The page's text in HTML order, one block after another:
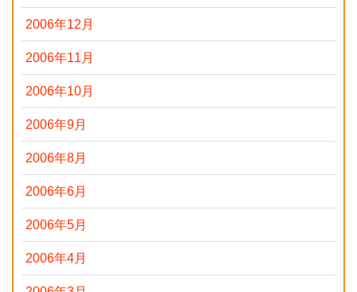
2006年12月
2006年11月
2006年10月
2006年9月
2006年8月
2006年6月
2006年5月
2006年4月